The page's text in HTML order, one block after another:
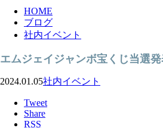
HOME
ブログ
社内イベント
エムジェイジャンボ宝くじ当選発
2024.01.05社内イベント
Tweet
Share
RSS